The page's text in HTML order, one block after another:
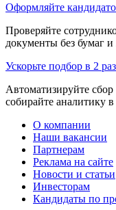
Оформляйте
Проверяйте
документы без бумаг
Ускорьте подбор в 2
Автоматизируйте сбор
собирайте аналитику
О компании
Наши вакансии
Партнерам
Реклама на сайте
Новости и статьи
Инвесторам
Кандидаты по